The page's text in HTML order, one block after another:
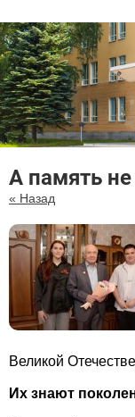
А память
« Назад
Великой
Их знают